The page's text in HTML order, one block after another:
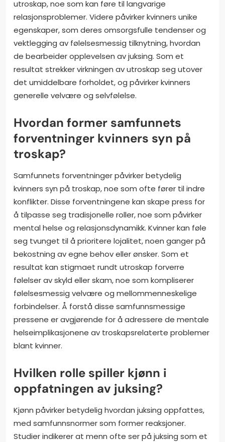
utroskap, noe som kan føre til langvarige
relasjonsproblemer. Videre påvirker kvinners unike
egenskaper, som deres omsorgsfulle tendenser og
vektlegging av følelsesmessig tilknytning, hvordan
de bearbeider opplevelsen av juksing. Som et
resultat strekker virkningen av utroskap seg utover
det umiddelbare forholdet, og påvirker kvinners
generelle velvære og selvfølelse.
Hvordan former samfunnets
forventninger kvinners syn på
troskap?
Samfunnets forventninger påvirker betydelig
kvinners syn på troskap, noe som ofte fører til indre
konflikter. Disse forventningene kan skape press for
å tilpasse seg tradisjonelle roller, noe som påvirker
mental helse og relasjonsdynamikk. Kvinner kan føle
seg tvunget til å prioritere lojalitet, noen ganger på
bekostning av egne behov eller ønsker. Som et
resultat kan stigmaet rundt utroskap forverre
følelser av skyld eller skam, noe som kompliserer
følelsesmessig velvære og mellommenneskelige
forbindelser. Å forstå disse samfunnsmessige
pressene er avgjørende for å adressere de mentale
helseimplikasjonene av troskapsrelaterte problemer
blant kvinner.
Hvilken rolle spiller kjønn i
oppfatningen av juksing?
Kjønn påvirker betydelig hvordan juksing oppfattes,
med samfunnsnormer som former reaksjoner.
Studier indikerer at menn ofte ser på juksing som et